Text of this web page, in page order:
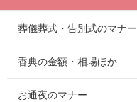
葬儀葬式・告別式のマナー
香典の金額・相場ほか
お通夜のマナー